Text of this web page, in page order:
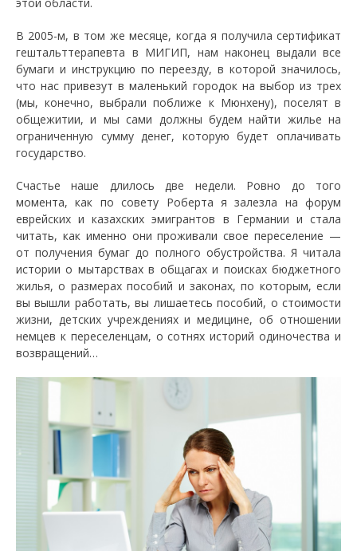
В 2005-м, в том же месяце, когда я получила сертификат
гештальттерапевта в МИГИП, нам наконец выдали все
бумаги и инструкцию по переезду, в которой значилось,
что нас привезут в маленький городок на выбор из трех
(мы, конечно, выбрали поближе к Мюнхену), поселят в
общежитии, и мы сами должны будем найти жилье на
ограниченную сумму денег, которую будет оплачивать
государство.
Счастье наше длилось две недели. Ровно до того
момента, как по совету Роберта я залезла на форум
еврейских и казахских эмигрантов в Германии и стала
читать, как именно они проживали свое переселение —
от получения бумаг до полного обустройства. Я читала
истории о мытарствах в общагах и поисках бюджетного
жилья, о размерах пособий и законах, по которым, если
вы вышли работать, вы лишаетесь пособий, о стоимости
жизни, детских учреждениях и медицине, об отношении
немцев к переселенцам, о сотнях историй одиночества и
возвращений…